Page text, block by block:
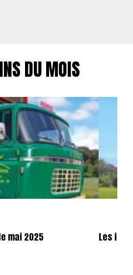
DU MOIS
mai 2025 Les